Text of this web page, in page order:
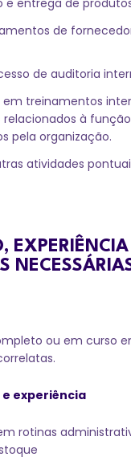
e entrega de
de
de auditoria
treinamentos
à
pela organização.
atividades
EXPERIÊNCIA
ou em curso
experiência
rotinas